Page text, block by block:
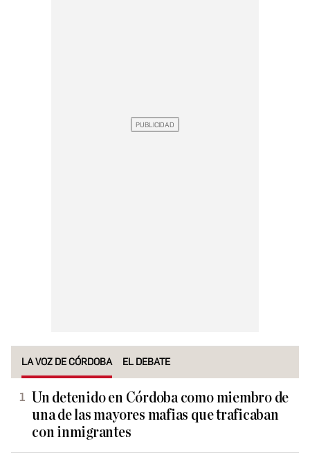
LA VOZ DE CÓRDOBA EL DEBATE
Un detenido en Córdoba como miembro de
una de las mayores mafias que traficaban
con inmigrantes